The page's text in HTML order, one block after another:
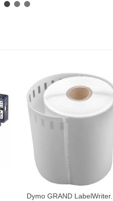
Vue rapide
Dymo GRAND LabelWriter...